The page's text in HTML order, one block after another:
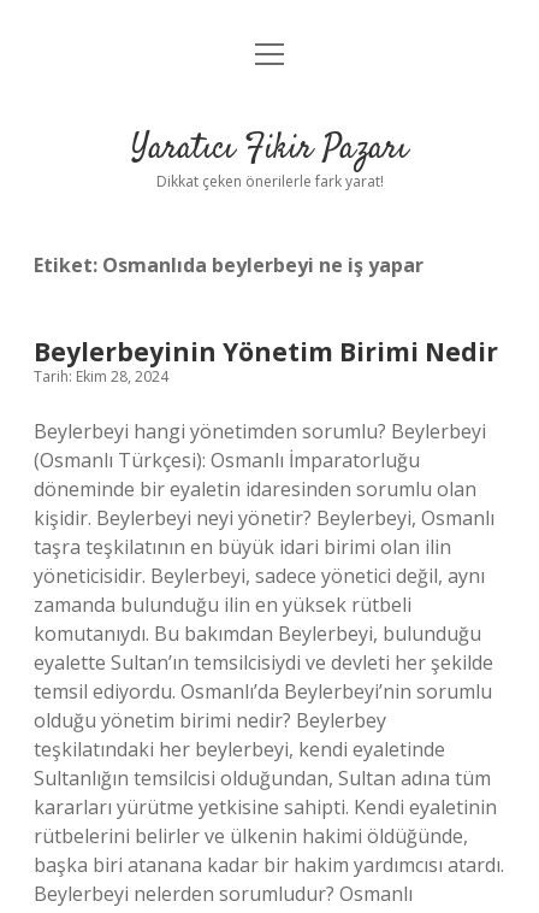
Anasayfa
Yasal Uyarı
menüyü
Yaratıcı Fikir Pazarı
Dikkat çeken önerilerle fark yarat!
Etiket: Osmanlıda beylerbeyi ne iş yapar
Beylerbeyinin Yönetim Birimi Nedir
Tarih: Ekim 28, 2024
Beylerbeyi hangi yönetimden sorumlu? Beylerbeyi
(Osmanlı Türkçesi): Osmanlı İmparatorluğu
döneminde bir eyaletin idaresinden sorumlu olan
kişidir. Beylerbeyi neyi yönetir? Beylerbeyi, Osmanlı
taşra teşkilatının en büyük idari birimi olan ilin
yöneticisidir. Beylerbeyi, sadece yönetici değil, aynı
zamanda bulunduğu ilin en yüksek rütbeli
komutanıydı. Bu bakımdan Beylerbeyi, bulunduğu
eyalette Sultan’ın temsilcisiydi ve devleti her şekilde
temsil ediyordu. Osmanlı’da Beylerbeyi’nin sorumlu
olduğu yönetim birimi nedir? Beylerbey
teşkilatındaki her beylerbeyi, kendi eyaletinde
Sultanlığın temsilcisi olduğundan, Sultan adına tüm
kararları yürütme yetkisine sahipti. Kendi eyaletinin
rütbelerini belirler ve ülkenin hakimi öldüğünde,
başka biri atanana kadar bir hakim yardımcısı atardı.
Beylerbeyi nelerden sorumludur? Osmanlı